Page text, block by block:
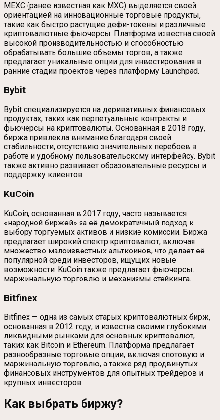
MEXC (ранее известная как MXC) выделяется своей
ориентацией на инновационные торговые продукты,
такие как быстро растущие дефи-токены и различные
криптовалютные фьючерсы. Платформа известна своей
высокой производительностью и способностью
обрабатывать большие объемы торгов, а также
предлагает уникальные опции для инвестирования в
ранние стадии проектов через платформу Launchpad.
Bybit
Bybit специализируется на деривативных финансовых
продуктах, таких как перпетуальные контракты и
фьючерсы на криптовалюты. Основанная в 2018 году,
биржа привлекла внимание благодаря своей
стабильности, отсутствию значительных перебоев в
работе и удобному пользовательскому интерфейсу. Bybit
также активно развивает образовательные ресурсы и
поддержку клиентов.
KuCoin
KuCoin, основанная в 2017 году, часто называется
«народной биржей» за её демократичный подход к
выбору торгуемых активов и низкие комиссии. Биржа
предлагает широкий спектр криптовалют, включая
множество малоизвестных альткоинов, что делает её
популярной среди инвесторов, ищущих новые
возможности. KuCoin также предлагает фьючерсы,
маржинальную торговлю и механизмы стейкинга.
Bitfinex
Bitfinex — одна из самых старых криптовалютных бирж,
основанная в 2012 году, и известна своими глубокими
ликвидными рынками для основных криптовалют,
таких как Bitcoin и Ethereum. Платформа предлагает
разнообразные торговые опции, включая спотовую и
маржинальную торговлю, а также ряд продвинутых
финансовых инструментов для опытных трейдеров и
крупных инвесторов.
Как выбрать биржу?